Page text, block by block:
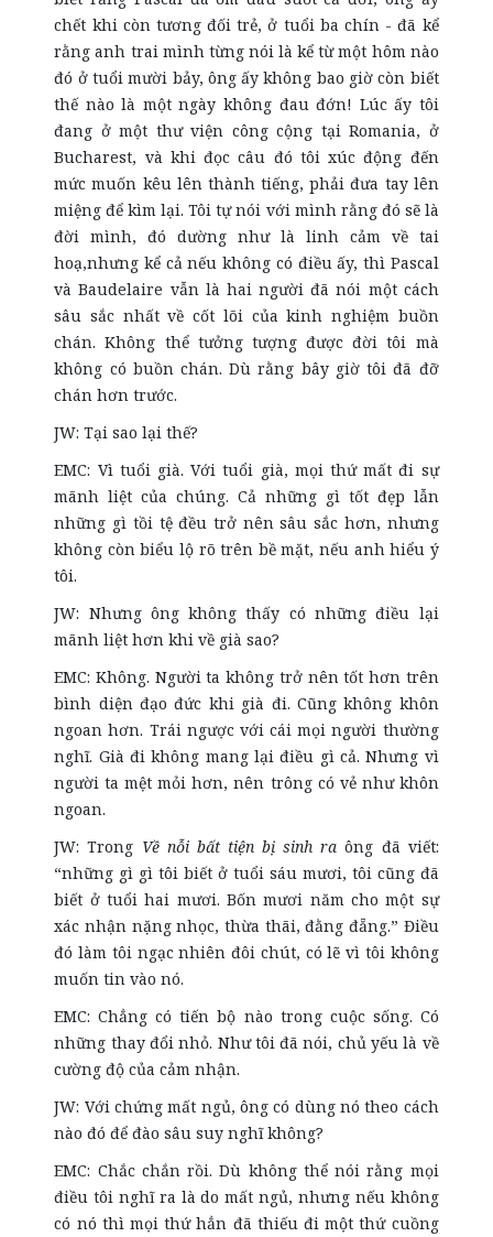
chết khi còn tương đối trẻ, ở tuổi ba chín - đã kể
rằng anh trai mình từng nói là kể từ một hôm nào
đó ở tuổi mười bảy, ông ấy không bao giờ còn biết
thế nào là một ngày không đau đớn! Lúc ấy tôi
đang ở một thư viện công cộng tại Romania, ở
Bucharest, và khi đọc câu đó tôi xúc động đến
mức muốn kêu lên thành tiếng, phải đưa tay lên
miệng để kìm lại. Tôi tự nói với mình rằng đó sẽ là
đời mình, đó dường như là linh cảm về tai
hoạ,nhưng kể cả nếu không có điều ấy, thì Pascal
và Baudelaire vẫn là hai người đã nói một cách
sâu sắc nhất về cốt lõi của kinh nghiệm buồn
chán. Không thể tưởng tượng được đời tôi mà
không có buồn chán. Dù rằng bây giờ tôi đã đỡ
chán hơn trước.
JW: Tại sao lại thế?
EMC: Vì tuổi già. Với tuổi già, mọi thứ mất đi sự
mãnh liệt của chúng. Cả những gì tốt đẹp lẫn
những gì tồi tệ đều trở nên sâu sắc hơn, nhưng
không còn biểu lộ rõ trên bề mặt, nếu anh hiểu ý
tôi.
JW: Nhưng ông không thấy có những điều lại
mãnh liệt hơn khi về già sao?
EMC: Không. Người ta không trở nên tốt hơn trên
bình diện đạo đức khi già đi. Cũng không khôn
ngoan hơn. Trái ngược với cái mọi người thường
nghĩ. Già đi không mang lại điều gì cả. Nhưng vì
người ta mệt mỏi hơn, nên trông có vẻ như khôn
ngoan.
JW: Trong Về nỗi bất tiện bị sinh ra ông đã viết:
“những gì gì tôi biết ở tuổi sáu mươi, tôi cũng đã
biết ở tuổi hai mươi. Bốn mươi năm cho một sự
xác nhận nặng nhọc, thừa thãi, đằng đẵng.” Điều
đó làm tôi ngạc nhiên đôi chút, có lẽ vì tôi không
muốn tin vào nó.
EMC: Chẳng có tiến bộ nào trong cuộc sống. Có
những thay đổi nhỏ. Như tôi đã nói, chủ yếu là về
cường độ của cảm nhận.
JW: Với chứng mất ngủ, ông có dùng nó theo cách
nào đó để đào sâu suy nghĩ không?
EMC: Chắc chắn rồi. Dù không thể nói rằng mọi
điều tôi nghĩ ra là do mất ngủ, nhưng nếu không
có nó thì mọi thứ hẳn đã thiếu đi một thứ cuồng